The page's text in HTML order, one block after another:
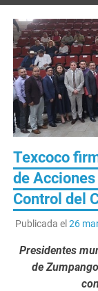
Texcoco
de
Control del
Publicada el 26
Presidentes
de